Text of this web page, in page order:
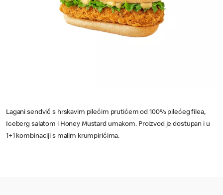
Lagani sendvič s hrskavim pilećim prutićem od 100% pilećeg filea,
Iceberg salatom i Honey Mustard umakom. Proizvod je dostupan i u
1+1 kombinaciji s malim krumpirićima.